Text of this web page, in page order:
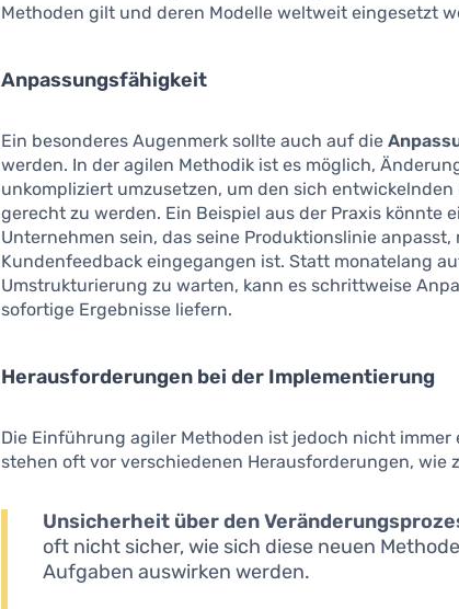
Methoden gilt und deren Modelle weltweit eingesetzt
Anpassungsfähigkeit
Ein besonderes Augenmerk sollte auch auf die
werden. In der agilen Methodik ist es möglich,
unkompliziert umzusetzen, um den sich
gerecht zu werden. Ein Beispiel aus der Praxis könnte
Unternehmen sein, das seine Produktionslinie
Kundenfeedback eingegangen ist. Statt monatelang
Umstrukturierung zu warten, kann es schrittweise
sofortige Ergebnisse liefern.
Herausforderungen bei der Implementierung
Die Einführung agiler Methoden ist jedoch nicht immer
stehen oft vor verschiedenen Herausforderungen, wie
Unsicherheit über den
oft nicht sicher, wie sich diese neuen
Aufgaben auswirken werden.